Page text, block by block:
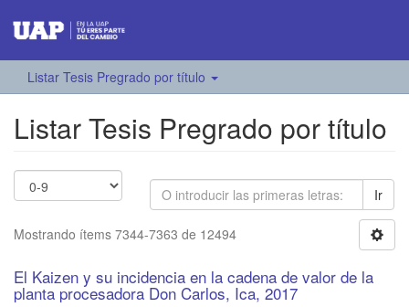
Listar Tesis Pregrado por título
Listar Tesis Pregrado por título
Ir
Mostrando ítems 7344-7363 de 12494
El Kaizen y su incidencia en la cadena de valor de la
planta procesadora Don Carlos, Ica, 2017